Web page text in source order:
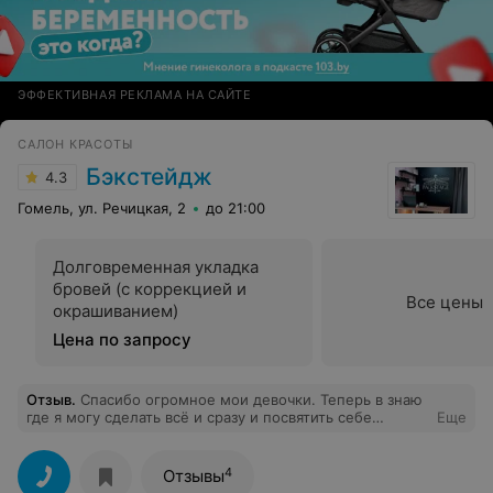
ЭФФЕКТИВНАЯ РЕКЛАМА НА САЙТЕ
САЛОН КРАСОТЫ
4.3 Бэкстейдж
Гомель, ул. Речицкая, 2 до 21:00
Долговременная укладка
бровей (с коррекцией и
окрашиванием)
Цена по запросу
Все цены
Отзыв. Спасибо огромное мои девочки. Теперь в знаю
где я могу сделать всё и сразу и посвятить себе
довольна! И думаю скоро увидимся.
Еще
Отзывы4